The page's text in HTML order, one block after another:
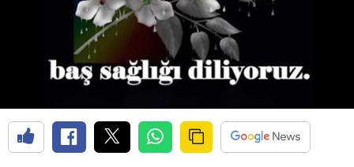
Edirne
Elazığ
Erzincan
Erzurum
Eskişehir